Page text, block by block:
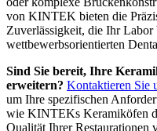
von KINTEK bieten die
Zuverlässigkeit, die Ihr Labor
wettbewerbsorientierten
Sind Sie bereit, Ihre
erweitern? Kontaktieren Sie
um Ihre spezifischen
wie KINTEKs Keramiköfen
Qualität Ihrer Restaurationen